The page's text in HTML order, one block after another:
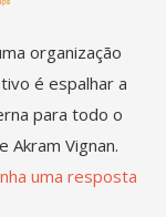
organização
é espalhar a
para todo o
Akram Vignan.
uma resposta